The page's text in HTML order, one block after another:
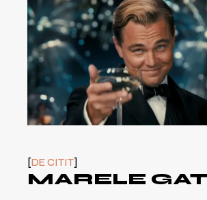
DE CITIT
MARELE